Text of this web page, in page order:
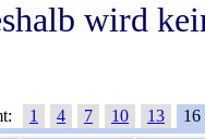
wird
1 4 7 10 13
16